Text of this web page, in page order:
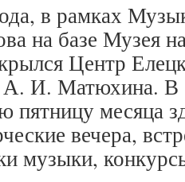
в рамках
на базе Музея
Центр
А. И. Матюхина.
пятницу месяца
вечера,
музыки,